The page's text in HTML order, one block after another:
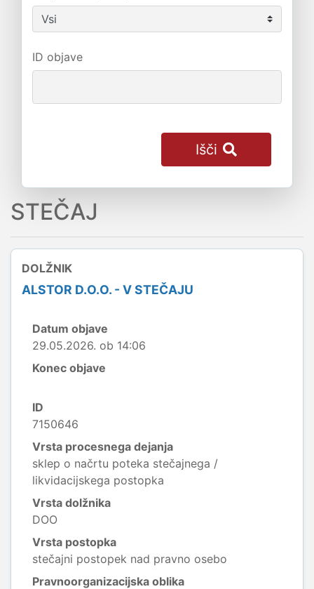
ID objave
Išči
STEČAJ
DOLŽNIK
ALSTOR D.O.O. - V STEČAJU
Datum objave
29.05.2026. ob 14:06
Konec objave
ID
7150646
Vrsta procesnega dejanja
sklep o načrtu poteka stečajnega /
likvidacijskega postopka
Vrsta dolžnika
DOO
Vrsta postopka
stečajni postopek nad pravno osebo
Pravnoorganizacijska oblika